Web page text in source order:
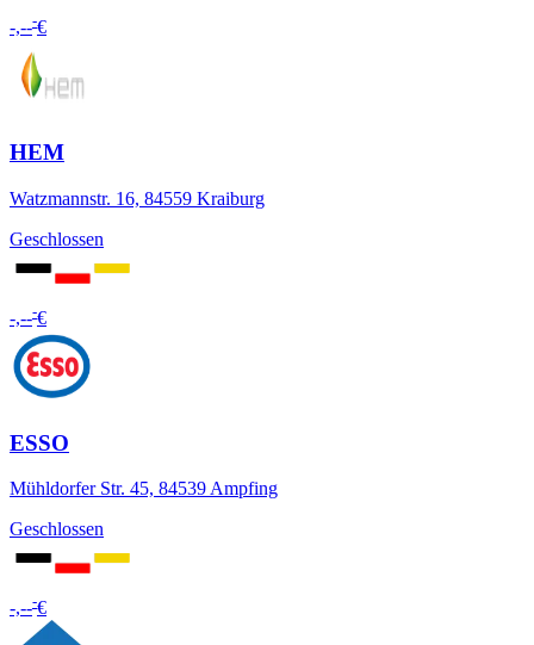
-,---€
HEM
Watzmannstr. 16, 84559 Kraiburg
Geschlossen
-,---€
ESSO
Mühldorfer Str. 45, 84539 Ampfing
Geschlossen
-,---€